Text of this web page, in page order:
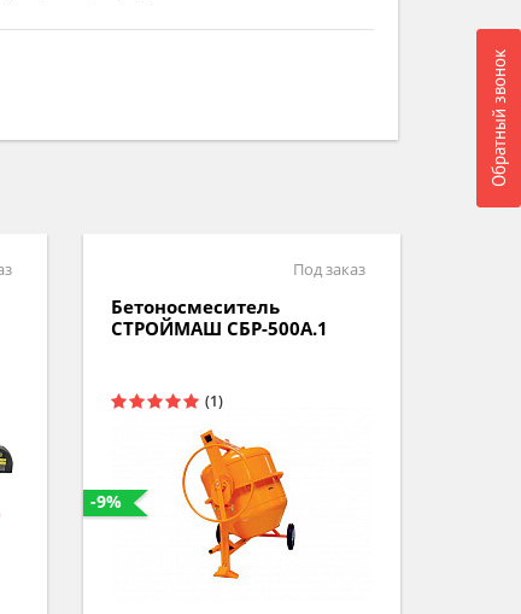
Обратный звонок
Под заказ
Бетоносмеситель
СТРОЙМАШ СБР-500А.1
-9%